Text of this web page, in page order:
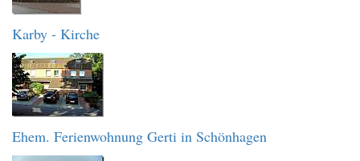
Karby - Kirche
Ehem. Ferienwohnung Gerti in Schönhagen